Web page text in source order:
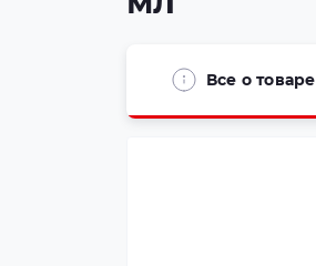
Все о товаре